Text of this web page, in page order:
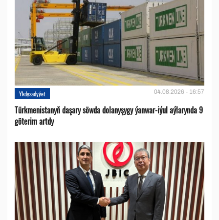
Ykdysadyýet 04.08.2026 - 16:57
Türkmenistanyň daşary söwda dolanyşygy ýanwar-iýul aýlarynda 9
göterim artdy